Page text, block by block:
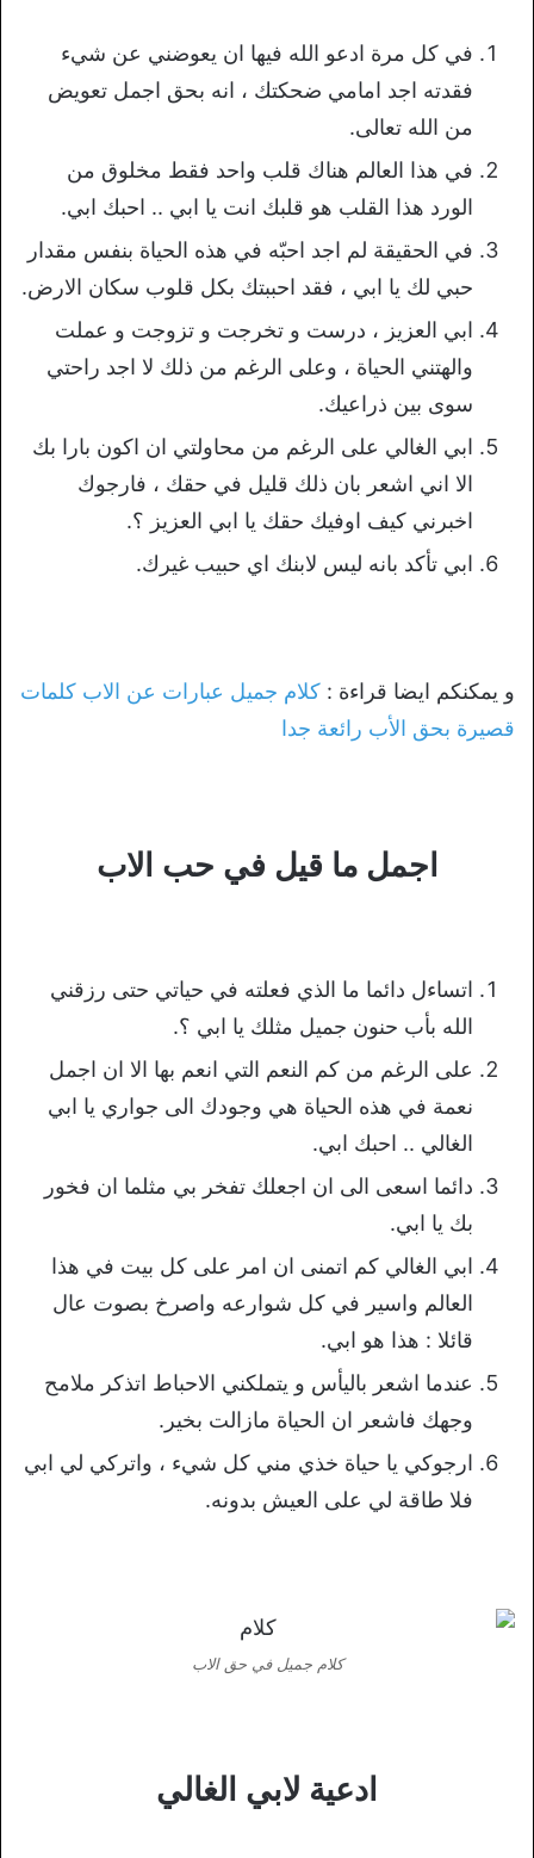
في كل مرة ادعو الله فيها ان يعوضني عن شيء
فقدته اجد امامي ضحكتك ، انه بحق اجمل تعويض
من الله تعالى.
في هذا العالم هناك قلب واحد فقط مخلوق من
الورد هذا القلب هو قلبك انت يا ابي .. احبك ابي.
في الحقيقة لم اجد احبّه في هذه الحياة بنفس مقدار
حبي لك يا ابي ، فقد احببتك بكل قلوب سكان الارض.
ابي العزيز ، درست و تخرجت و تزوجت و عملت
والهتني الحياة ، وعلى الرغم من ذلك لا اجد راحتي
سوى بين ذراعيك.
ابي الغالي على الرغم من محاولتي ان اكون بارا بك
الا اني اشعر بان ذلك قليل في حقك ، فارجوك
اخبرني كيف اوفيك حقك يا ابي العزيز ؟.
ابي تأكد بانه ليس لابنك اي حبيب غيرك.
و يمكنكم ايضا قراءة : كلام جميل عبارات عن الاب كلمات
قصيرة بحق الأب رائعة جدا
اجمل ما قيل في حب الاب
اتساءل دائما ما الذي فعلته في حياتي حتى رزقني
الله بأب حنون جميل مثلك يا ابي ؟.
على الرغم من كم النعم التي انعم بها الا ان اجمل
نعمة في هذه الحياة هي وجودك الى جواري يا ابي
الغالي .. احبك ابي.
دائما اسعى الى ان اجعلك تفخر بي مثلما ان فخور
بك يا ابي.
ابي الغالي كم اتمنى ان امر على كل بيت في هذا
العالم واسير في كل شوارعه واصرخ بصوت عال
قائلا : هذا هو ابي.
عندما اشعر باليأس و يتملكني الاحباط اتذكر ملامح
وجهك فاشعر ان الحياة مازالت بخير.
ارجوكي يا حياة خذي مني كل شيء ، واتركي لي ابي
فلا طاقة لي على العيش بدونه.
كلام جميل في حق الاب
ادعية لابي الغالي